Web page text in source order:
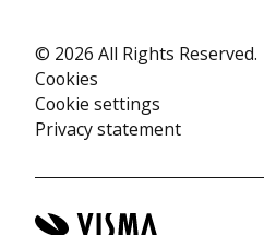
© 2026 All Rights Reserved.
Cookies
Cookie settings
Privacy statement